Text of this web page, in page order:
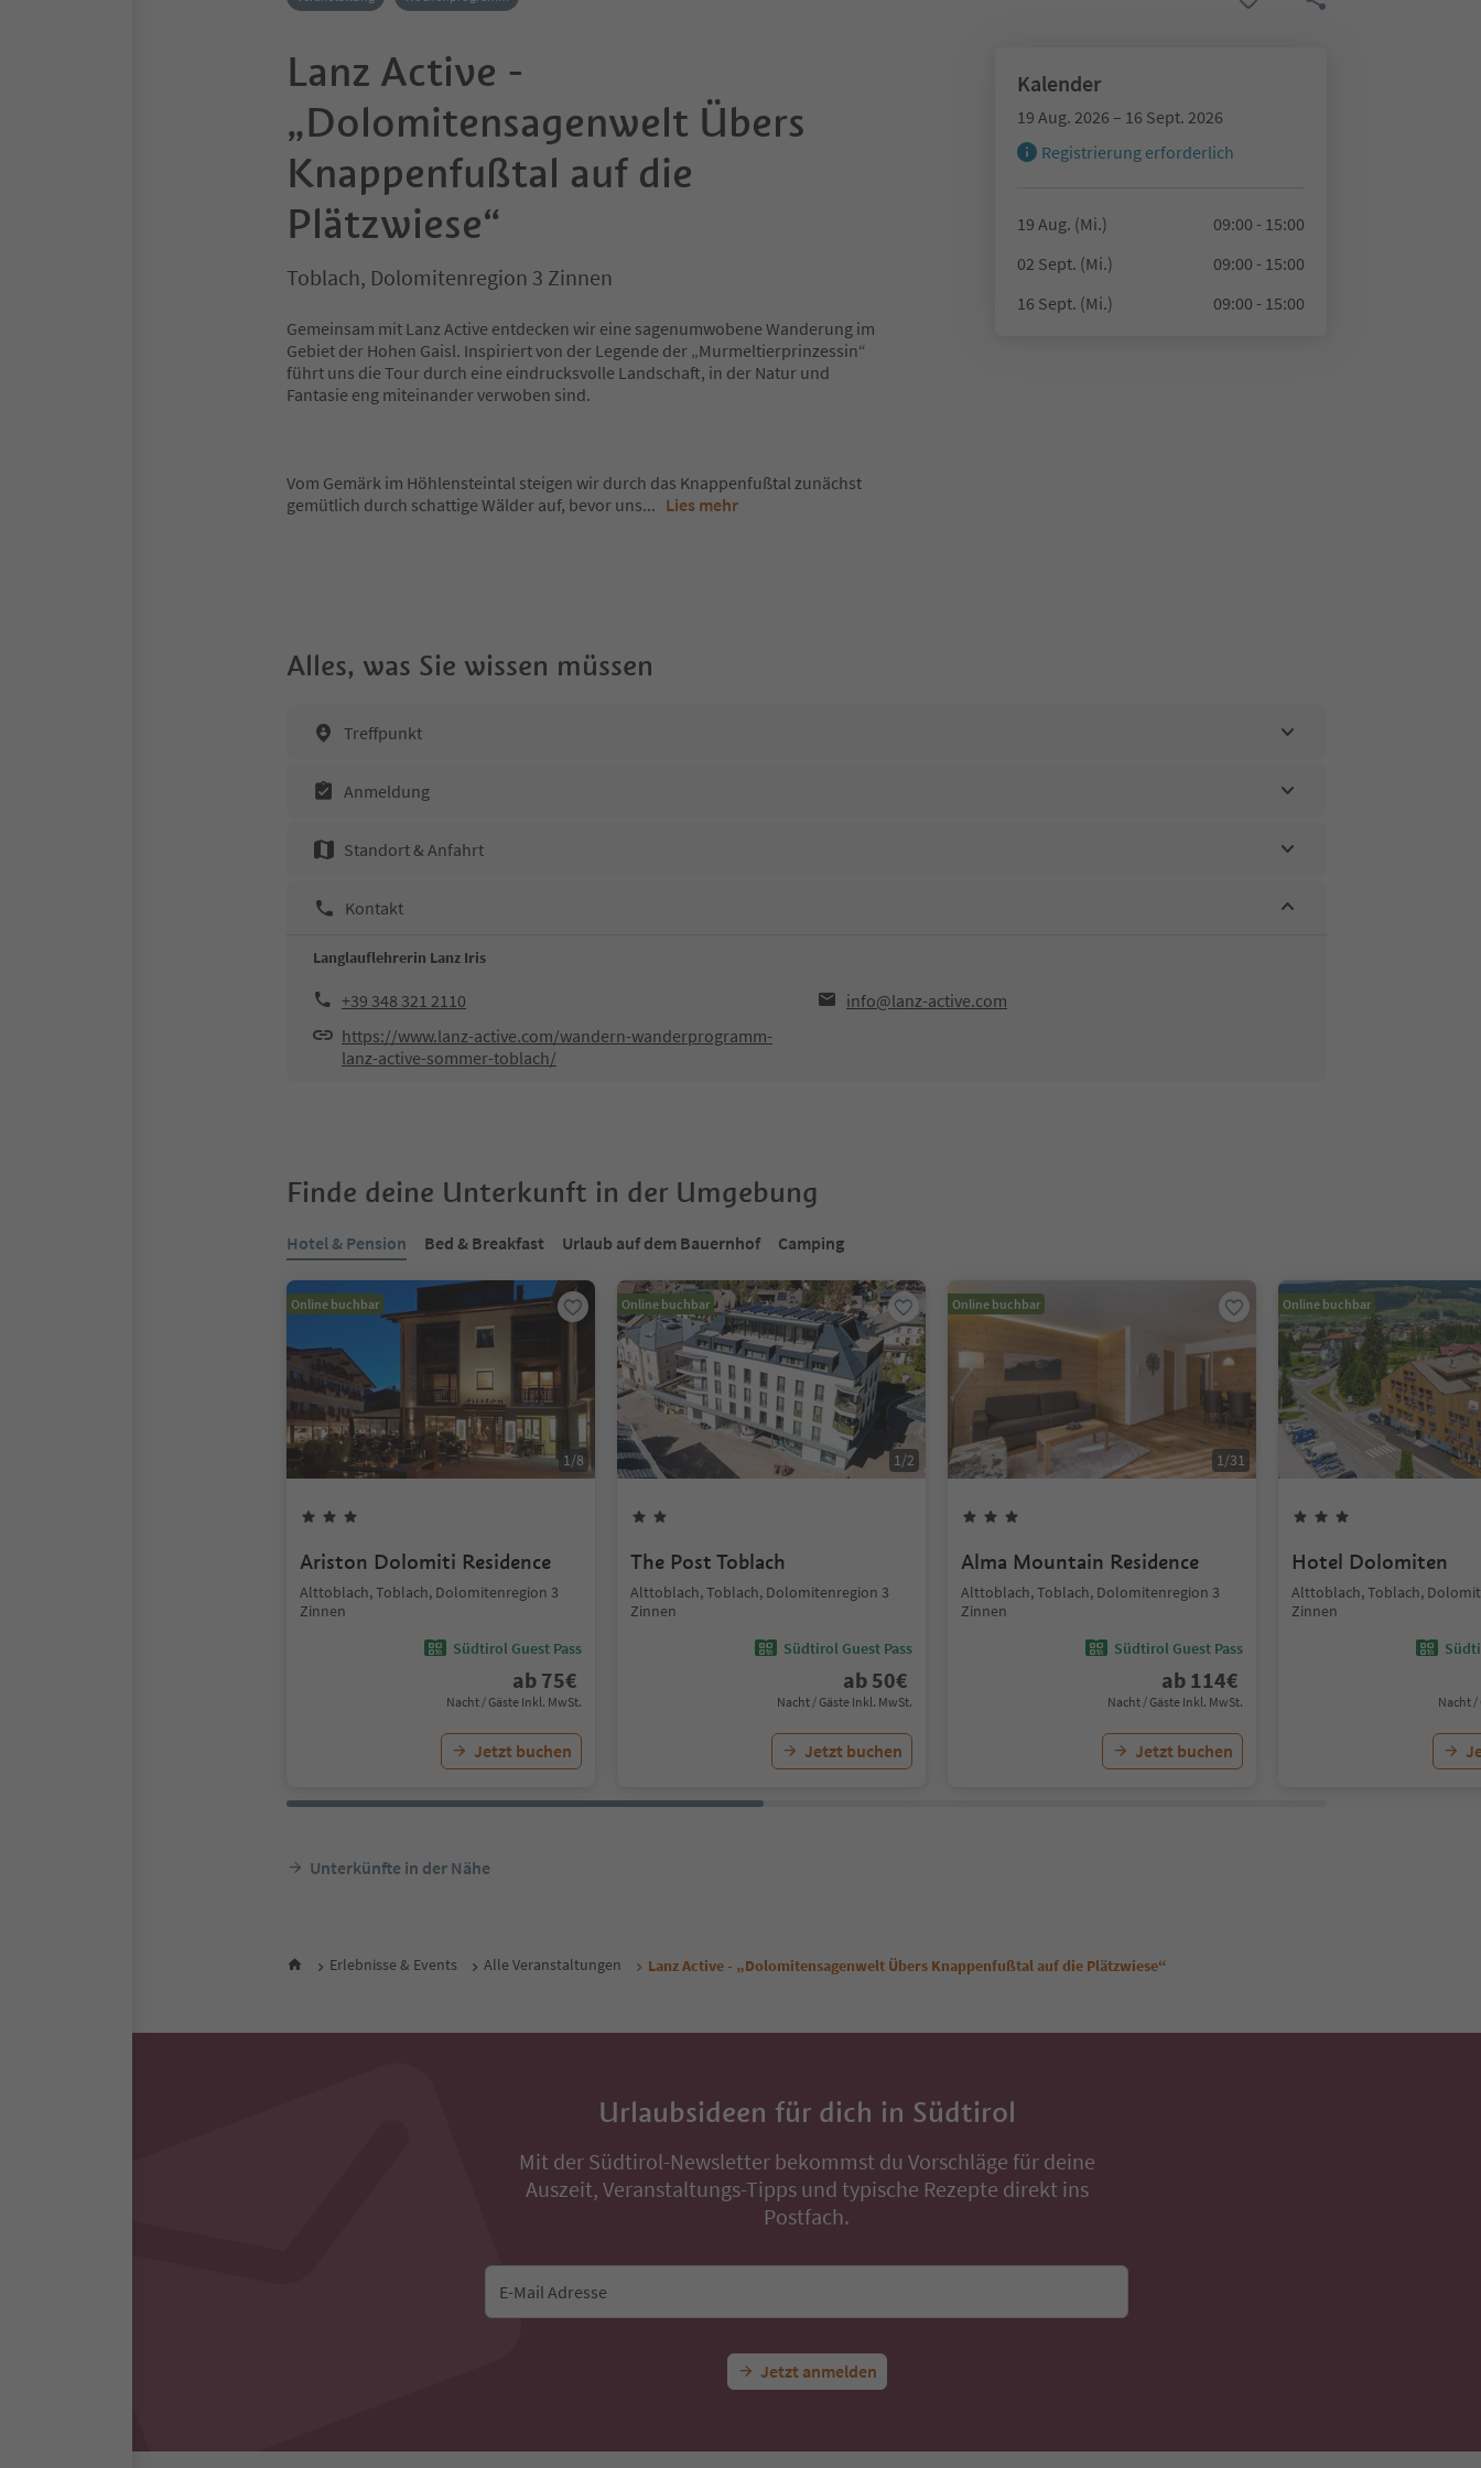
Lanz Active -
„Dolomitensagenwelt Übers
Knappenfußtal auf die
Plätzwiese“
Toblach, Dolomitenregion 3 Zinnen
Gemeinsam mit Lanz Active entdecken wir eine sagenumwobene Wanderung im
Gebiet der Hohen Gaisl. Inspiriert von der Legende der „Murmeltierprinzessin“
führt uns die Tour durch eine eindrucksvolle Landschaft, in der Natur und
Fantasie eng miteinander verwoben sind.
Vom Gemärk im Höhlensteintal steigen wir durch das Knappenfußtal zunächst
gemütlich durch schattige Wälder auf, bevor uns... Lies mehr
Kalender
19 Aug. 2026 – 16 Sept. 2026
Registrierung erforderlich
19 Aug. (Mi.)
09:00 - 15:00
02 Sept. (Mi.)
09:00 - 15:00
16 Sept. (Mi.)
09:00 - 15:00
Alles, was Sie wissen müssen
Treffpunkt
Anmeldung
Standort & Anfahrt
Kontakt
Langlauflehrerin Lanz Iris
+39 348 321 2110
info@lanz-active.com
https://www.lanz-active.com/wandern-wanderprogramm-
lanz-active-sommer-toblach/
Finde deine Unterkunft in der Umgebung
Hotel & Pension Bed & Breakfast Urlaub auf dem Bauernhof Camping
Online buchbar
1/8
Ariston Dolomiti Residence
Alttoblach, Toblach, Dolomitenregion 3
Zinnen
Südtirol Guest Pass
ab 75€
Nacht / Gäste Inkl. MwSt.
Jetzt buchen
Online buchbar
1/2
The Post Toblach
Alttoblach, Toblach, Dolomitenregion 3
Zinnen
Südtirol Guest Pass
ab 50€
Nacht / Gäste Inkl. MwSt.
Jetzt buchen
Online buchbar
1/31
Alma Mountain Residence
Alttoblach, Toblach, Dolomitenregion 3
Zinnen
Südtirol Guest Pass
ab 114€
Nacht / Gäste Inkl. MwSt.
Jetzt buchen
Online buchbar
Hotel Dolomiten
Alttoblach, Toblach,
Zinnen
Nacht /
Unterkünfte in der Nähe
Erlebnisse & Events Alle Veranstaltungen Lanz Active - „Dolomitensagenwelt Übers Knappenfußtal auf die Plätzwiese“
Urlaubsideen für dich in Südtirol
Mit der Südtirol-Newsletter bekommst du Vorschläge für deine
Auszeit, Veranstaltungs-Tipps und typische Rezepte direkt ins
Postfach.
E-Mail Adresse
Jetzt anmelden